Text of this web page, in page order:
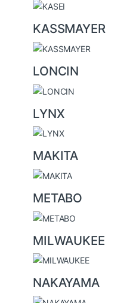
KASSMAYER
LONCIN
LYNX
MAKITA
METABO
MILWAUKEE
NAKAYAMA